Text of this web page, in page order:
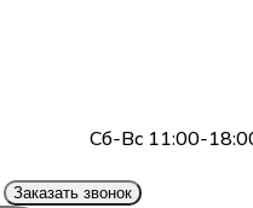
Сб-Вс 11:00-
Заказать звонок